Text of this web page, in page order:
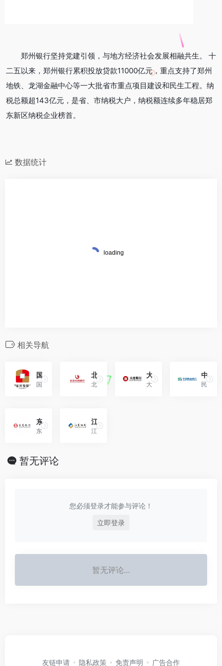
郑州银行坚持党建引领，与地方经济社会发展相融共生。 十
二五以来，郑州银行累积投放贷款11000亿元，重点支持了郑州
地铁、龙湖金融中心等一大批省市重点项目建设和民生工程。纳
税总额超143亿元，是省、市纳税大户，纳税额连续多年稳居郑
东新区纳税企业榜首。
数据统计
相关导航
国家开发银行
国家开发银行是中央金融企业， 成立于1994年，是直属国务院领导的政策性银行。2008年12月改制为国家开发银行股份有限公司。2015年3月，国务院明确国开行定位为开发性金融机构。
北京农商银行
北京农商银行改制成立于2005年10月19日，是国务院首家批准组建的省级股份制农村商业银行。目前，北京农商银行拥有694家网点，居北京市各银行机构之首，是唯一一家金融服务覆盖全市所有182个乡镇的金融机构。
大连银行（Bank Of Dalian）
大连银行是经中国银监会批准设立的股份制商业银行，其前身大连市商业银行于1998年3月28日成立。
中国民生银行
民生银行,中国民生银行,民生银行官方网站,民生银行官网,民生官网,民生官方网站,China Minsheng Bank,CMBC,商贷通,商隆卡,小微宝,消费贷,网上银行,电话银行,手机银行,民生银行手机银行,个人手机银行,小微手机银行,信用卡手机银行,企业手机银行,电话银行,微信银行,跨行资金归集,信用卡,民生信用卡,民生银行信用卡,储蓄,贷款, 汇款,存贷合一卡,客户服务,95568,4008695568,证券,基金,理财,黄金,商城,积分商城,信用卡积分商城,企业银行,资产托管,企业年金,民生新闻,重要公告,营业网点,民生银行网点,利率,存贷利率,资费标准,人才招聘
东莞银行
东莞银行股份有限公司是1999年9月23日经中国人民银行批准，在广东省工商行政管理局登记注册的股份制商业银行。注册资本为1,636,800,000元，下辖1个营业部、9家分行（广州分行、深圳分行、惠州分行、长沙分行、佛山分行、合肥分行、清远分行、珠海分行、韶关分行）、33家直属支行、11家一级支行、73家二级支行，拥有2家子公司（开县泰业村镇银行股份有限公司、东源泰业村镇银行股份有限公司）。
江苏银行
江苏银行于2007年1月24日在南京正式挂牌开业，总部设于南京，是江苏省唯一一家省属地方法人银行，是在江苏省内扬州、无锡、苏州、南通等10家城市商业银行基础上，合并重组而成的现代股份制商业银行，开创了地方法人银行改革的新模式。
暂无评论
您必须登录才能参与评论！
立即登录
暂无评论...
友链申请 隐私政策 免责声明 广告合作